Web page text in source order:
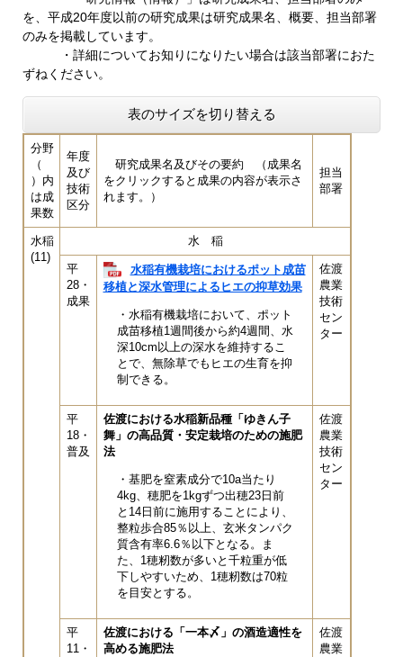
を、平成20年度以前の研究成果は研究成果名、概要、担当部署
のみを掲載しています。
・詳細についてお知りになりたい場合は該当部署におた
ずねください。
表のサイズを切り替える
分野
（
）内
は成
果数
年度
及び
技術
区分
研究成果名及びその要約 （成果名
をクリックすると成果の内容が表示さ
れます。）
担当
部署
水稲
(11)
水 稲
平
28・
成果
水稲有機栽培におけるポット成苗
移植と深水管理によるヒエの抑草効果
・水稲有機栽培において、ポット
成苗移植1週間後から約4週間、水
深10cm以上の深水を維持するこ
とで、無除草でもヒエの生育を抑
制できる。
佐渡
農業
技術
セン
ター
平
18・
普及
佐渡における水稲新品種「ゆきん子
舞」の高品質・安定栽培のための施肥
法
・基肥を窒素成分で10a当たり
4kg、穂肥を1kgずつ出穂23日前
と14日前に施用することにより、
整粒歩合85％以上、玄米タンパク
質含有率6.6％以下となる。ま
た、1穂籾数が多いと千粒重が低
下しやすいため、1穂籾数は70粒
を目安とする。
佐渡
農業
技術
セン
ター
平
11・
佐渡における「一本〆」の酒造適性を
高める施肥法
佐渡
農業